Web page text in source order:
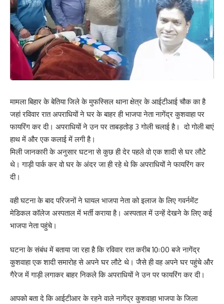
मामला बिहार के बेतिया जिले के मुफस्सिल थाना क्षेत्र के आईटीआई चौक का है
जहां रविवार रात अपराधियों ने घर के बाहर ही भाजपा नेता नागेंद्र कुशवाहा पर
फायरिंग कर दी। अपराधियों ने उन पर ताबड़तोड़ 3 गोली चलाई है। दो गोली बाएं
हाथ में और एक कलाई में लगी है।
मिली जानकारी के अनुसार घटना से कुछ ही देर पहले वो एक शादी से घर लौटे
थे। गाड़ी पार्क कर वो घर के अंदर जा ही रहे थे कि अपराधियों ने फायरिंग कर
दी।
वही घटना के बाद परिजनों ने घायल भाजपा नेता को इलाज के लिए गवर्नमेंट
मेडिकल कॉलेज अस्पताल में भर्ती कराया है। अस्पताल में उन्हें देखने के लिए कई
भाजपा नेता पहुंचे।
घटना के संबंध में बताया जा रहा है कि रविवार रात करीब 10ः00 बजे नागेंद्र
कुशवाहा एक शादी समारोह से अपने घर लौटे थे। जैसे ही वह अपने घर पहुंचे और
गैरेज में गाड़ी लगाकर बाहर निकले कि अपराधियों ने उन पर फायरिंग कर दी।
आपको बता दे कि आईटीआर के रहने वाले नागेंद्र कुशवाहा भाजपा के जिला